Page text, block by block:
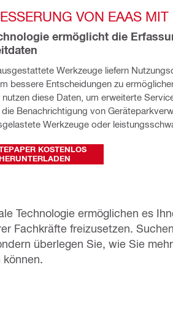
VON EAAS MIT
ermöglicht die
Werkzeuge liefern
bessere Entscheidungen zu
diese Daten, um erweiterte
die Benachrichtigung von
Werkzeuge oder
KOSTENLOS
Technologie ermöglichen es
Fachkräfte freizusetzen.
überlegen Sie, wie Sie
können.